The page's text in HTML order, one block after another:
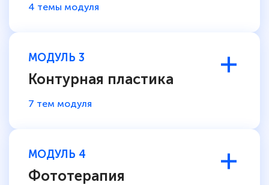
4 темы модуля
МОДУЛЬ 3
Контурная пластика
7 тем модуля
МОДУЛЬ 4
Фототерапия